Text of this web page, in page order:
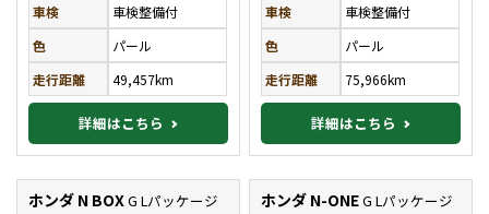
車検
車検整備付
色
パール
走行距離
49,457km
詳細はこちら
車検
車検整備付
色
パール
走行距離
75,966km
詳細はこちら
ホンダ N BOXG Lパッケージ ホンダ N-ONEG Lパッケージ